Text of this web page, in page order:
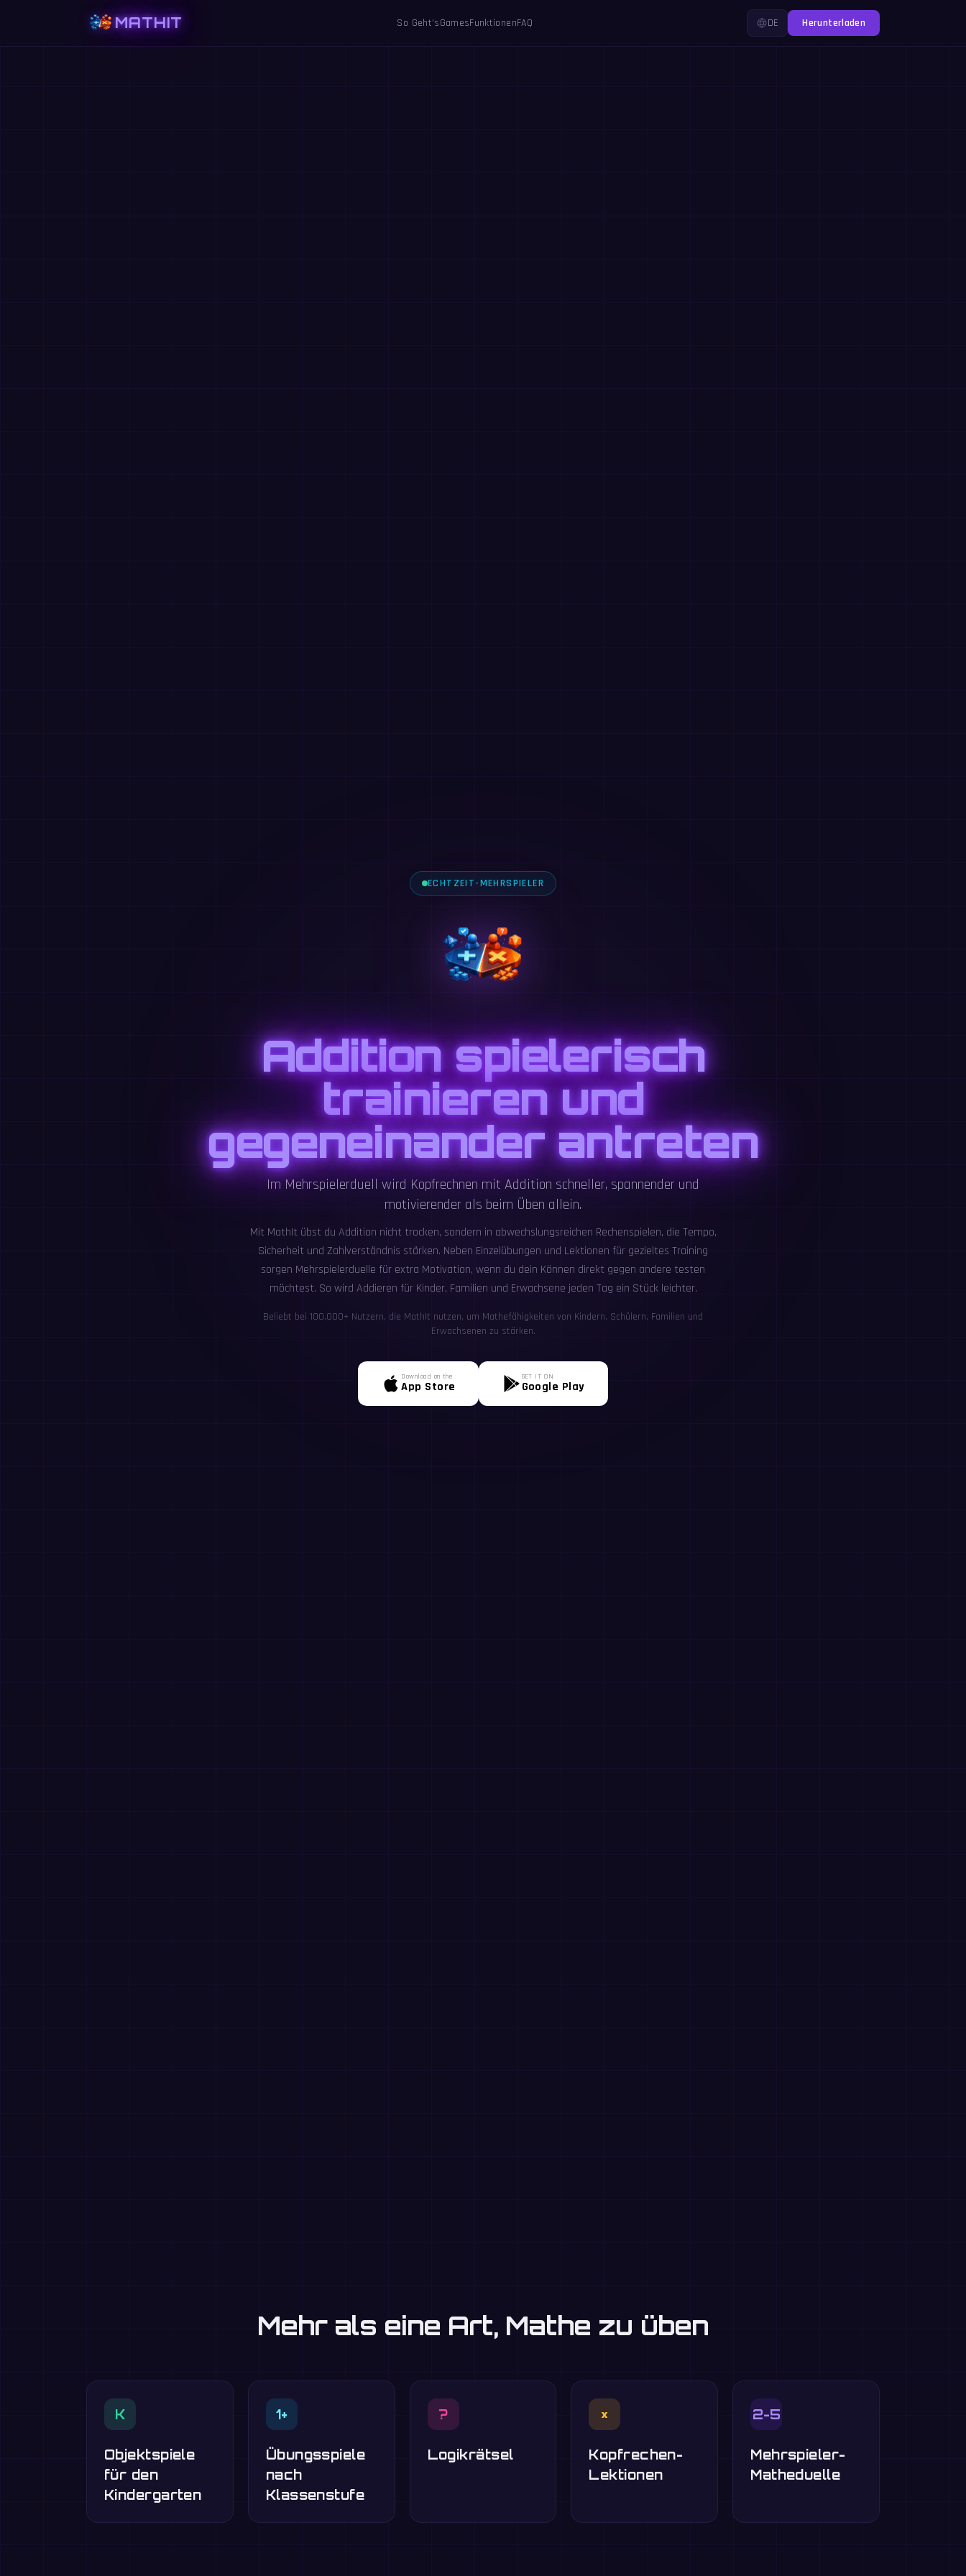
MATHIT So Geht'sGamesFunktionenFAQ DE Herunterladen
ECHTZEIT-MEHRSPIELER
Addition spielerisch
trainieren und
gegeneinander antreten
Im Mehrspielerduell wird Kopfrechnen mit Addition schneller, spannender und
motivierender als beim Üben allein.
Mit MathIt übst du Addition nicht trocken, sondern in abwechslungsreichen Rechenspielen, die Tempo,
Sicherheit und Zahlverständnis stärken. Neben Einzelübungen und Lektionen für gezieltes Training
sorgen Mehrspielerduelle für extra Motivation, wenn du dein Können direkt gegen andere testen
möchtest. So wird Addieren für Kinder, Familien und Erwachsene jeden Tag ein Stück leichter.
Beliebt bei 100,000+ Nutzern, die MathIt nutzen, um Mathefähigkeiten von Kindern, Schülern, Familien und
Erwachsenen zu stärken.
Download on the
App Store
GET IT ON
Google Play
Mehr als eine Art, Mathe zu üben
K
Objektspiele
für den
Kindergarten
1+
Übungsspiele
nach
Klassenstufe
?
Logikrätsel
×
Kopfrechen-
Lektionen
2-5
Mehrspieler-
Matheduelle